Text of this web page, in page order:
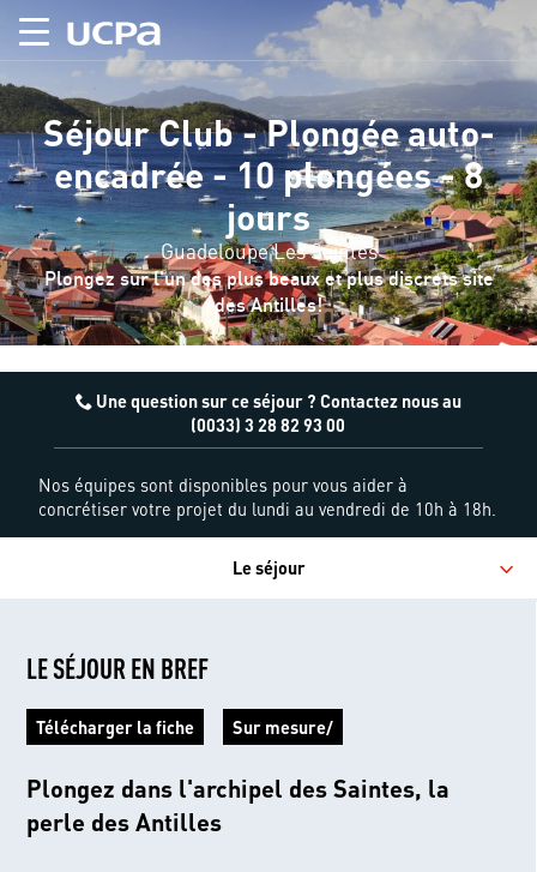
Séjour Club - Plongée auto-
encadrée - 10 plongées - 8
jours
Guadeloupe Les Saintes
Plongez sur l'un des plus beaux et plus discrets site
des Antilles!
Une question sur ce séjour ? Contactez nous au
(0033) 3 28 82 93 00
Nos équipes sont disponibles pour vous aider à
concrétiser votre projet du lundi au vendredi de 10h à 18h.
Le séjour
LE SÉJOUR EN BREF
Télécharger la fiche Sur mesure/
Plongez dans l'archipel des Saintes, la
perle des Antilles